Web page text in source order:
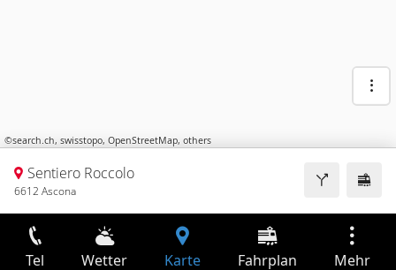
©search.ch, swisstopo, OpenStreetMap, others
Sentiero Roccolo
6612 Ascona
Tel Wetter Karte Fahrplan Mehr